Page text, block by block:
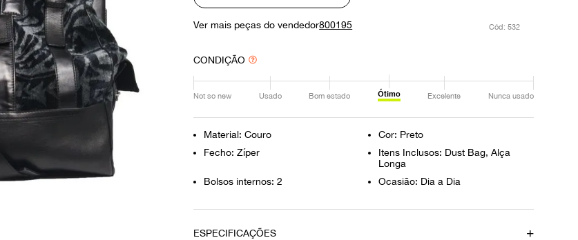
Ver mais peças do vendedor800195 : 532
CONDIÇÃO
Not so new Usado Bom estado Ótimo Excelente Nunca usado
Material: Couro
Cor: Preto
Fecho: Zíper
Itens Inclusos: Dust Bag, Alça
Longa
Bolsos internos: 2
Ocasião: Dia a Dia
ESPECIFICAÇÕES